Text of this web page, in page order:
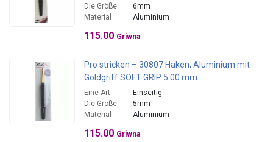
Die Größe
6mm
Material
Aluminium
115.00 Griwna
Pro stricken – 30807 Haken, Aluminium mit
Goldgriff SOFT GRIP 5.00 mm
Eine Art
Einseitig
Die Größe
5mm
Material
Aluminium
115.00 Griwna